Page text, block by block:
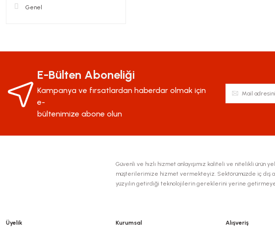
Genel
E-Bülten Aboneliği
Kampanya ve fırsatlardan haberdar olmak için
e-
bültenimize abone olun
Güvenli ve hızlı hizmet anlayışımız kaliteli ve nitelikli ürün
müşterilerimize hizmet vermekteyiz. Sektörümüzde iç dış
yüzyılın getirdiği teknolojilerin gereklerini yerine getirmeye
Üyelik Kurumsal Alışveriş